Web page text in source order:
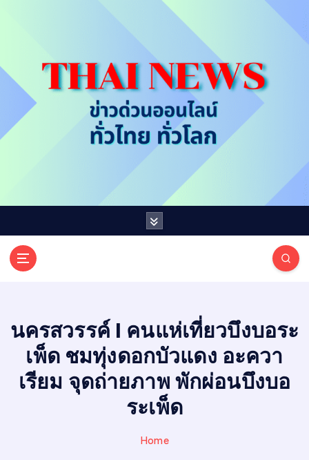
t
n
I
N
E
W
S
นครสวรรค์ I คนแห่เที่ยวบึงบอระ
เพ็ด ชมทุ่งดอกบัวแดง อะควา
เรียม จุดถ่ายภาพ พักผ่อนบึงบอ
ระเพ็ด
Home